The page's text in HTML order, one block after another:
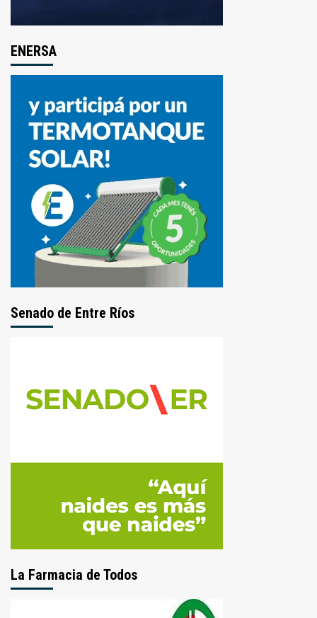
ENERSA
Senado de Entre Ríos
La Farmacia de Todos